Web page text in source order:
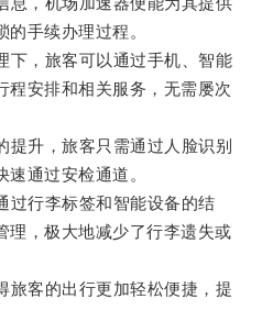
手续办理过程。
，旅客可以通过手机、智能
程安排和相关服务，无需屡次
升，旅客只需通过人脸识别
通过安检通道。
行李标签和智能设备的结
理，极大地减少了行李遗失或
客的出行更加轻松便捷，提